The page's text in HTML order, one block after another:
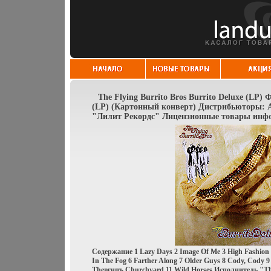
The Flying Burrito Bros Burrito Deluxe (LP)
(LP) (Картонный конверт)
"Лилит Рекордс" Лицензионные товары
Содержание 1 Lazy Days 2 Image Of Me 3 High
In The Fog 6 Farther Along 7 Older Guys 8 Cody, Cody